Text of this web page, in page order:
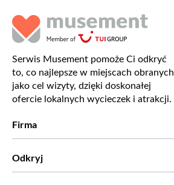
Serwis Musement pomoże Ci odkryć
to, co najlepsze w miejscach obranych
jako cel wizyty, dzięki doskonałej
ofercie lokalnych wycieczek i atrakcji.
Firma
Odkryj